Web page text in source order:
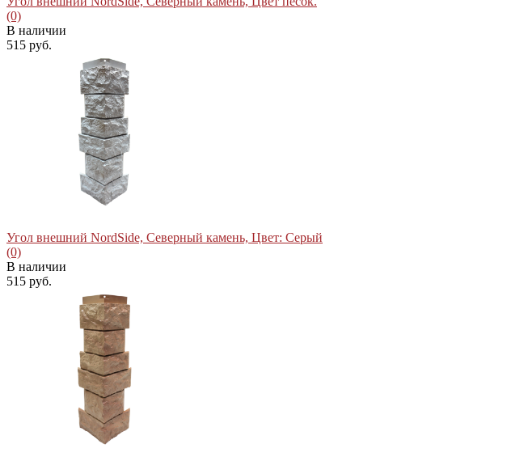
сравнить
(0)
В наличии
515 руб.
сравнить
Угол внешний NordSide, Северный камень, Цвет: Серый
(0)
В наличии
515 руб.